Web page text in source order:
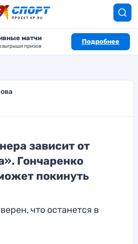
матчи
призов
Подробнее
зависит от
Гончаренко
покинуть
что останется в